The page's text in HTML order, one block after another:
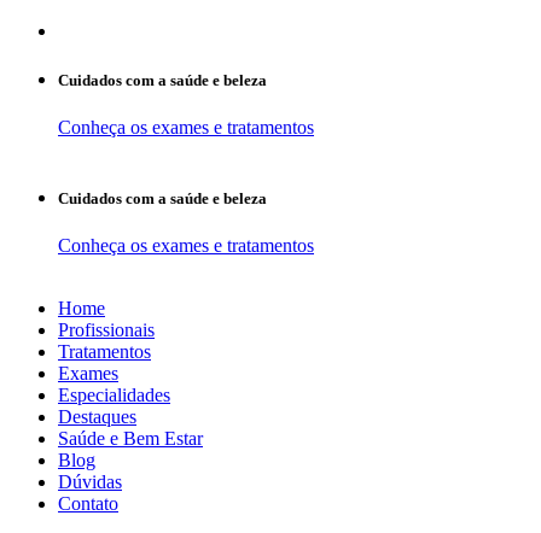
Cuidados com a saúde e beleza
Conheça os exames e tratamentos
Cuidados com a saúde e beleza
Conheça os exames e tratamentos
Home
Profissionais
Tratamentos
Exames
Especialidades
Destaques
Saúde e Bem Estar
Blog
Dúvidas
Contato